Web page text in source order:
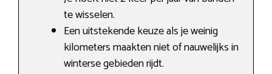
te wisselen.
Een uitstekende keuze als je weinig
kilometers maakten niet of nauwelijks in
winterse gebieden rijdt.